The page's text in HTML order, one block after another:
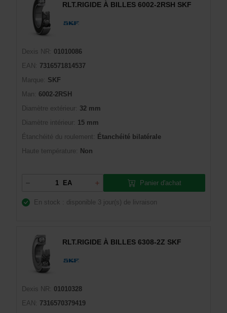
RLT.RIGIDE À BILLES 6002-2RSH SKF
Dexis NR:
01010086
EAN:
7316571814537
Marque:
SKF
Man:
6002-2RSH
Diamètre extérieur: 32 mm
Diamètre intérieur: 15 mm
Étanchéité du roulement:
Étanchéité bilatérale
Haute température:
Non
EA Panier d'achat
En stock : disponible 3 jour(s) de livraison
RLT.RIGIDE À BILLES 6308-2Z SKF
Dexis NR:
01010328
EAN:
7316570379419